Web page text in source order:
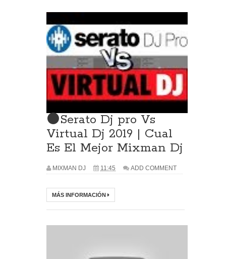
⚫Serato Dj pro Vs
Virtual Dj 2019 | Cual
Es El Mejor Mixman Dj
MIXMAN DJ 11:45 ADD COMMENT
MÁS INFORMACIÓN